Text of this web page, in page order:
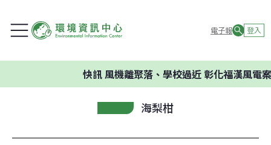
電子報 登入
風機離聚落、學校過近 彰化福漢風電案環
海梨柑